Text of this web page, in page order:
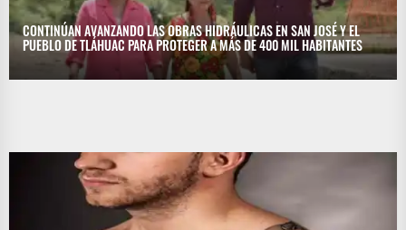
CONTINÚAN AVANZANDO LAS OBRAS HIDRÁULICAS EN SAN JOSÉ Y EL
PUEBLO DE TLÁHUAC PARA PROTEGER A MÁS DE 400 MIL HABITANTES